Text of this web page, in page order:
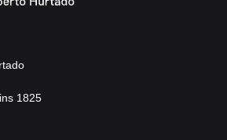
1825